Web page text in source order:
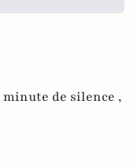
minute de silence ,